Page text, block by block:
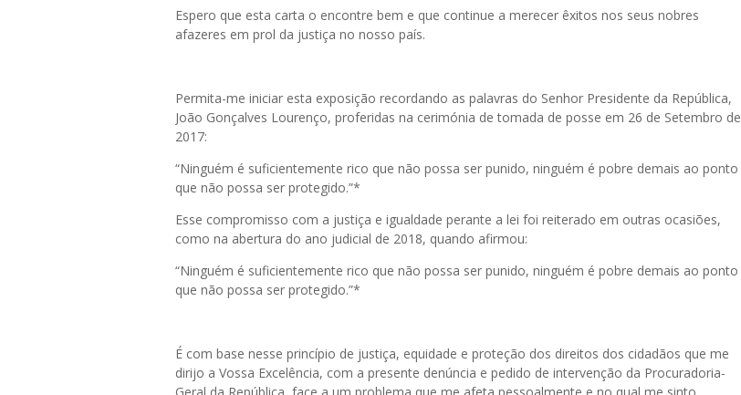
Espero que esta carta o encontre bem e que continue a merecer êxitos nos seus nobres
afazeres em prol da justiça no nosso país.
Permita-me iniciar esta exposição recordando as palavras do Senhor Presidente da República,
João Gonçalves Lourenço, proferidas na cerimónia de tomada de posse em 26 de Setembro de
2017:
“Ninguém é suficientemente rico que não possa ser punido, ninguém é pobre demais ao ponto
que não possa ser protegido.”*
Esse compromisso com a justiça e igualdade perante a lei foi reiterado em outras ocasiões,
como na abertura do ano judicial de 2018, quando afirmou:
“Ninguém é suficientemente rico que não possa ser punido, ninguém é pobre demais ao ponto
que não possa ser protegido.”*
É com base nesse princípio de justiça, equidade e proteção dos direitos dos cidadãos que me
dirijo a Vossa Excelência, com a presente denúncia e pedido de intervenção da Procuradoria-